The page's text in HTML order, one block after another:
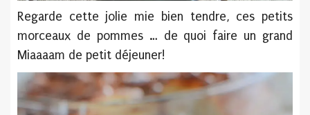
Regarde cette jolie mie bien tendre, ces petits
morceaux de pommes … de quoi faire un grand
Miaaaam de petit déjeuner!